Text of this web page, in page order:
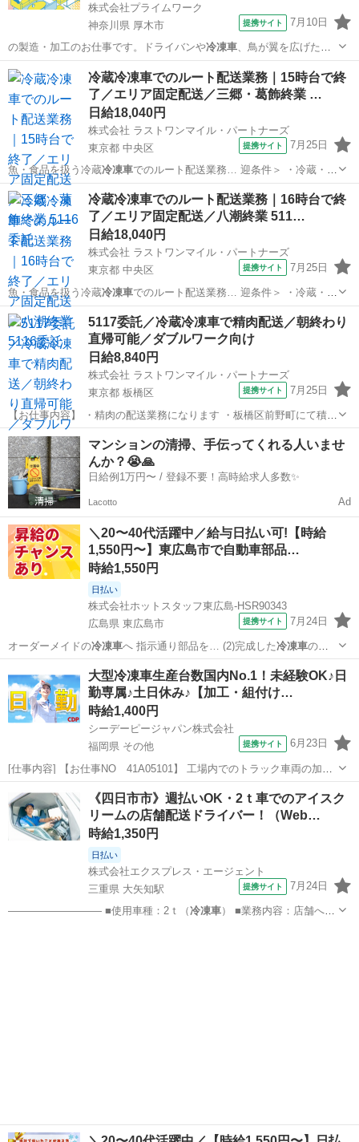
株式会社プライムワーク
神奈川県 厚木市
提携サイト 7月10日
の製造・加工のお仕事です。ドライバンや冷凍車、鳥が翼を広げたよ
うに横が開閉するウイ…
神奈川 厚木市 工場
冷蔵冷凍車でのルート配送業務｜15時台で終
了／エリア固定配送／三郷・葛飾終業 …
日給18,040円
株式会社 ラストワンマイル・パートナーズ
東京都 中央区
提携サイト 7月25日
魚・食品を扱う冷蔵冷凍車でのルート配送業務… 迎条件＞ ・冷蔵・ 冷
凍車での配送経験 ・企…
東京 中央区 ドライバー
冷蔵冷凍車でのルート配送業務｜16時台で終
了／エリア固定配送／八潮終業 511…
日給18,040円
株式会社 ラストワンマイル・パートナーズ
東京都 中央区
提携サイト 7月25日
魚・食品を扱う冷蔵冷凍車でのルート配送業務… 迎条件＞ ・冷蔵・
凍車での配送経験 ・企…
東京 中央区 ドライバー
5117委託／冷蔵冷凍車で精肉配送／朝終わり
直帰可能／ダブルワーク向け
日給8,840円
株式会社 ラストワンマイル・パートナーズ
東京都 板橋区
提携サイト 7月25日
【お仕事内容】 ・精肉の配送業務になります ・板橋区前野町にて積込
み ・お休みは市場カレンダーに準ずる（水・日） ・配送エリア 文京
区、墨田区、江東区、中央区、台東区、荒川区 ・配送件数 平均１０-
１５件 ※繁忙期などに...
東京 板橋区
マンションの清掃、手伝ってくれる人いませ
んか？😭🙏
日給例1万円〜 / 登録不要！高時給求人多数✨
Lacotto Ad
＼20〜40代活躍中／給与日払い可!【時給
1,550円〜】東広島市で自動車部品…
時給1,550円
日払い
株式会社ホットスタッフ東広島-HSR90343
広島県 東広島市
提携サイト 7月24日
オーダーメイドの冷凍車 へ 指示通り部品を… (2)完成した冷凍車の中
を磨く 日勤…東広島市 工場
大型冷凍車生産台数国内No.1！未経験OK♪日
勤専属♪土日休み♪【加工・組付け…
時給1,400円
シーデーピージャパン株式会社
福岡県 その他
提携サイト 6月23日
[仕事内容] 【お仕事NO 41A05101】 工場内でのトラック車両の加
工・パネルや部品の組付け 《主に商業トラックの荷台部分の製造に従
事して頂きます》 ウイング車両・荷台冷蔵庫、荷台冷凍庫などの特殊
トラックの荷台部分の...
福岡 その他 工場
《四日市市》週払いOK・2ｔ車でのアイスク
リームの店舗配送ドライバー！（Web…
時給1,350円
日払い
株式会社エクスプレス・エージェント
三重県 大矢知駅
提携サイト 7月24日
————————— ■使用車種：2ｔ（冷凍車） ■業務内容：店舗への